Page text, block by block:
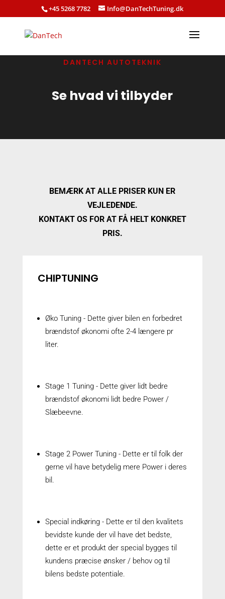
+45 5268 7782 Info@DanTechTuning.dk
DANTECH AUTOTEKNIK
Se hvad vi tilbyder
BEMÆRK AT ALLE PRISER KUN ER
VEJLEDENDE.
KONTAKT OS FOR AT FÅ HELT KONKRET
PRIS.
CHIPTUNING
Øko Tuning - Dette giver bilen en forbedret
brændstof økonomi ofte 2-4 længere pr
liter.
Stage 1 Tuning - Dette giver lidt bedre
brændstof økonomi lidt bedre Power /
Slæbeevne.
Stage 2 Power Tuning - Dette er til folk der
gerne vil have betydelig mere Power i deres
bil.
Special indkøring - Dette er til den kvalitets
bevidste kunde der vil have det bedste,
dette er et produkt der special bygges til
kundens præcise ønsker / behov og til
bilens bedste potentiale.